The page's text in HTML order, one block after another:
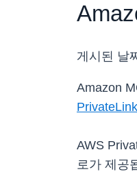
게시된 날
Amazon
PrivateLink
AWS
로가 제공